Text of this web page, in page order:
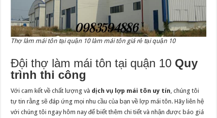
Thợ làm mái tôn tại quận 10 làm mái tôn giá rẻ tại quận 10
Đội thợ làm mái tôn tại quận 10 Quy
trình thi công
Với cam kết về chất lượng và dịch vụ lợp mái tôn uy tín , chúng tôi
tự tin rằng sẽ đáp ứng mọi nhu cầu của bạn về lợp mái tôn. Hãy liên hệ
với chúng tôi ngay hôm nay để biết thêm chi tiết và nhận được báo giá